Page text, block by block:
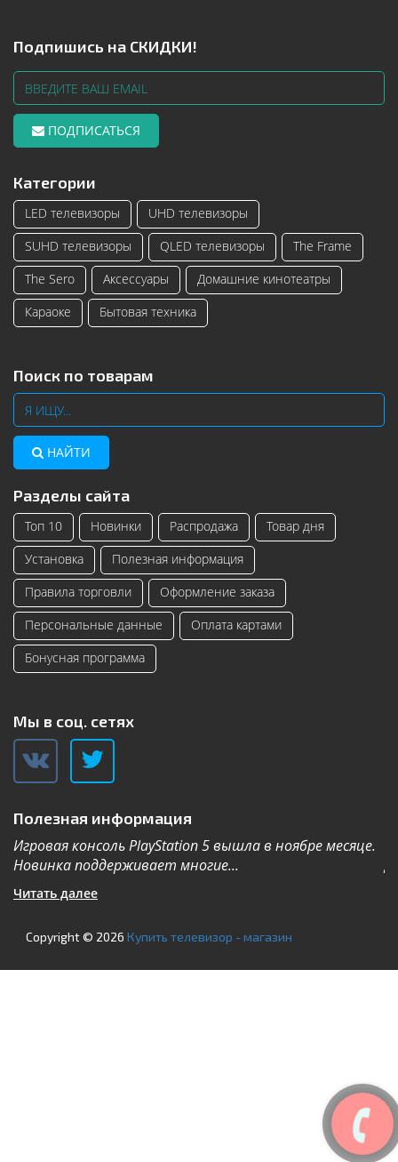
Подпишись на СКИДКИ!
ПОДПИСАТЬСЯ
Категории
LED телевизоры
UHD телевизоры
SUHD телевизоры
QLED телевизоры
The Frame
The Sero
Аксессуары
Домашние кинотеатры
Караоке
Бытовая техника
Поиск по товарам
НАЙТИ
Разделы сайта
Топ 10 Новинки Распродажа
Товар дня
Установка
Полезная информация
Правила торговли
Оформление заказа
Персональные данные
Оплата картами
Бонусная программа
Мы в соц. сетях
Полезная информация
Игровая консоль PlayStation 5 вышла в ноябре месяце.
Новинка поддерживает многие...
Читать далее
Copyright © 2026 Купить телевизор - магазин